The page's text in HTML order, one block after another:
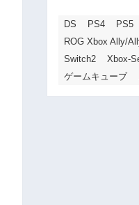
DS PS4 PS5
ROG Xbox Ally/
Switch2
Xbox-
ゲームキューブ